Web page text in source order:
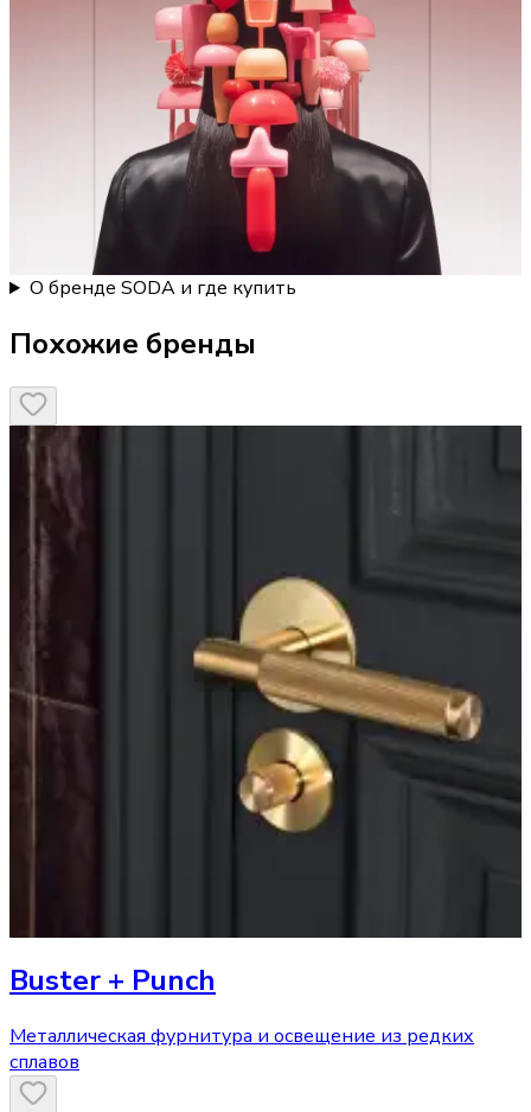
О бренде SODA и где купить
Похожие бренды
Buster + Punch
Металлическая фурнитура и освещение из редких
сплавов